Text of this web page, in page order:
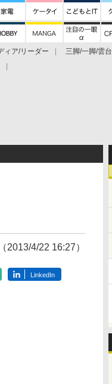
ィア/リーダー 三脚/一脚/雲台
（2013/4/22 16:27）
LinkedIn